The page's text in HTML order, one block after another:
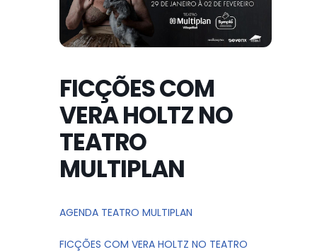
FICÇÕES COM
VERA HOLTZ NO
TEATRO
MULTIPLAN
AGENDA TEATRO MULTIPLAN
FICÇÕES COM VERA HOLTZ NO TEATRO